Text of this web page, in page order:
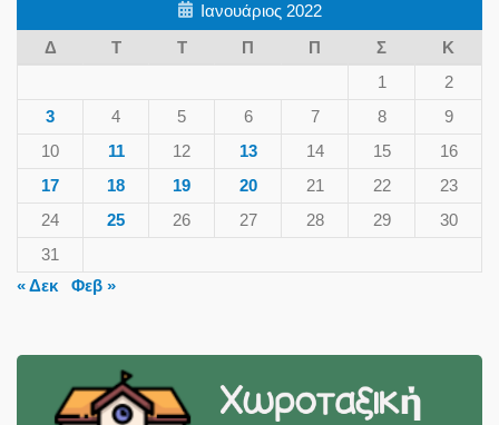
Ιανουάριος 2022
Δ
Τ Τ Π Π Σ
Κ
1
2
3
4 5 6 7 8
9
10
11 12 13 14 15
16
17
18 19 20 21 22
23
24
25 26 27 28 29
30
31
« Δεκ
Φεβ »